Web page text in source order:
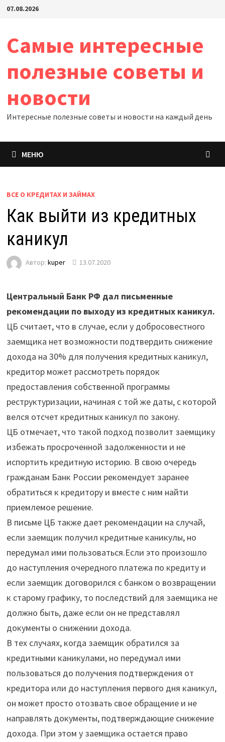
Перейти
07.08.2026
Самые интересные
полезные советы и
новости
Интересные полезные советы и новости на каждый день
МЕНЮ
ВСЕ О КРЕДИТАХ И ЗАЙМАХ
Как выйти из кредитных
каникул
Автор: kuper 13.07.2020
Центральный Банк РФ дал письменные
рекомендации по выходу из кредитных каникул.
ЦБ считает, что в случае, если у добросовестного
заемщика нет возможности подтвердить снижение
дохода на 30% для получения кредитных каникул,
кредитор может рассмотреть порядок
предоставления собственной программы
реструктуризации, начиная с той же даты, с которой
велся отсчет кредитных каникул по закону.
ЦБ отмечает, что такой подход позволит заемщику
избежать просроченной задолженности и не
испортить кредитную историю. В свою очередь
гражданам Банк России рекомендует заранее
обратиться к кредитору и вместе с ним найти
приемлемое решение.
В письме ЦБ также дает рекомендации на случай,
если заемщик получил кредитные каникулы, но
передумал ими пользоваться.Если это произошло
до наступления очередного платежа по кредиту и
если заемщик договорился с банком о возвращении
к старому графику, то последствий для заемщика не
должно быть, даже если он не представлял
документы о снижении дохода.
В тех случаях, когда заемщик обратился за
кредитными каникулами, но передумал ими
пользоваться до получения подтверждения от
кредитора или до наступления первого дня каникул,
он может просто отозвать свое обращение и не
направлять документы, подтверждающие снижение
дохода. При этом у заемщика остается право